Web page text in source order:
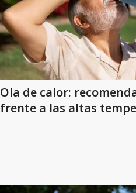
Ola de calor:
frente a las altas